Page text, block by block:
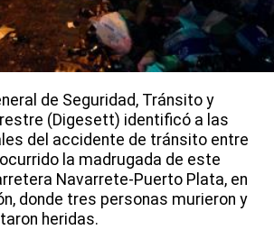
de Seguridad, Tránsito y
(Digesett) identificó a las
del accidente de tránsito entre
la madrugada de este
Navarrete-Puerto Plata, en
donde tres personas murieron y
heridas.